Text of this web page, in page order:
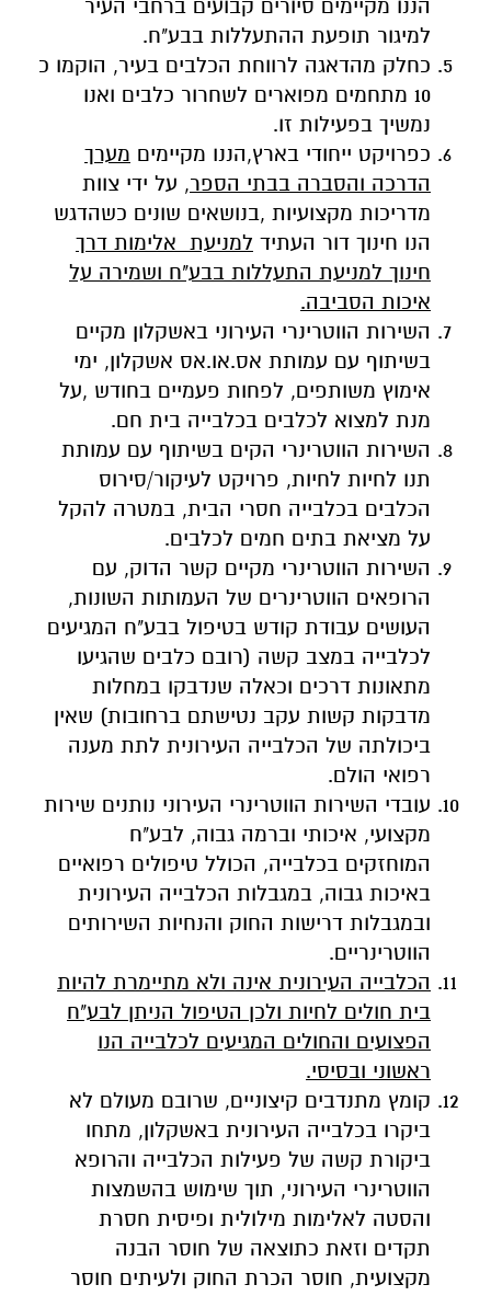
הננו מקיימים סיורים קבועים ברחבי העיר
למיגור תופעת ההתעללות בבע"ח.
כחלק מהדאגה לרווחת הכלבים בעיר, הוקמו כ
10 מתחמים מפוארים לשחרור כלבים ואנו
נמשיך בפעילות זו.
כפרויקט ייחודי בארץ,הננו מקיימים מערך
הדרכה והסברה בבתי הספר, על ידי צוות
מדריכות מקצועיות ,בנושאים שונים כשהדגש
הנו חינוך דור העתיד למניעת אלימות דרך
חינוך למניעת התעללות בבע"ח ושמירה על
איכות הסביבה.
השירות הווטרינרי העירוני באשקלון מקיים
בשיתוף עם עמותת אס.או.אס אשקלון, ימי
אימוץ משותפים, לפחות פעמיים בחודש ,על
מנת למצוא לכלבים בכלבייה בית חם.
השירות הווטרינרי הקים בשיתוף עם עמותת
תנו לחיות לחיות, פרויקט לעיקור/סירוס
הכלבים בכלבייה חסרי הבית, במטרה להקל
על מציאת בתים חמים לכלבים.
השירות הווטרינרי מקיים קשר הדוק, עם
הרופאים הווטרינרים של העמותות השונות,
העושים עבודת קודש בטיפול בבע"ח המגיעים
לכלבייה במצב קשה (רובם כלבים שהגיעו
מתאונות דרכים וכאלה שנדבקו במחלות
מדבקות קשות עקב נטישתם ברחובות) שאין
ביכולתה של הכלבייה העירונית לתת מענה
רפואי הולם.
עובדי השירות הווטרינרי העירוני נותנים שירות
מקצועי, איכותי וברמה גבוה, לבע"ח
המוחזקים בכלבייה, הכולל טיפולים רפואיים
באיכות גבוה, במגבלות הכלבייה העירונית
ובמגבלות דרישות החוק והנחיות השירותים
הווטרינריים.
הכלבייה העירונית אינה ולא מתיימרת להיות
בית חולים לחיות ולכן הטיפול הניתן לבע"ח
הפצועים והחולים המגיעים לכלבייה הנו
ראשוני ובסיסי.
קומץ מתנדבים קיצוניים, שרובם מעולם לא
ביקרו בכלבייה העירונית באשקלון, מתחו
ביקורת קשה של פעילות הכלבייה והרופא
הווטרינרי העירוני, תוך שימוש בהשמצות
והסטה לאלימות מילולית ופיסית חסרת
תקדים וזאת כתוצאה של חוסר הבנה
מקצועית, חוסר הכרת החוק ולעיתים חוסר